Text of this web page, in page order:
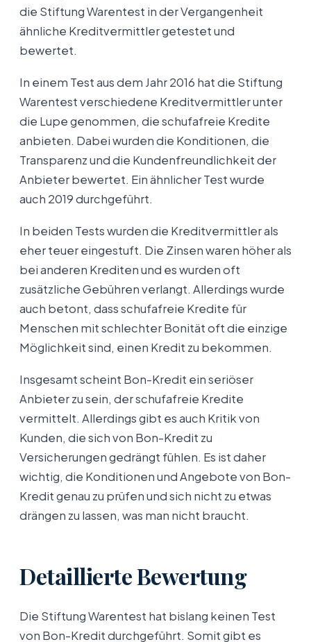
die Stiftung Warentest in der Vergangenheit
ähnliche Kreditvermittler getestet und
bewertet.
In einem Test aus dem Jahr 2016 hat die Stiftung
Warentest verschiedene Kreditvermittler unter
die Lupe genommen, die schufafreie Kredite
anbieten. Dabei wurden die Konditionen, die
Transparenz und die Kundenfreundlichkeit der
Anbieter bewertet. Ein ähnlicher Test wurde
auch 2019 durchgeführt.
In beiden Tests wurden die Kreditvermittler als
eher teuer eingestuft. Die Zinsen waren höher als
bei anderen Krediten und es wurden oft
zusätzliche Gebühren verlangt. Allerdings wurde
auch betont, dass schufafreie Kredite für
Menschen mit schlechter Bonität oft die einzige
Möglichkeit sind, einen Kredit zu bekommen.
Insgesamt scheint Bon-Kredit ein seriöser
Anbieter zu sein, der schufafreie Kredite
vermittelt. Allerdings gibt es auch Kritik von
Kunden, die sich von Bon-Kredit zu
Versicherungen gedrängt fühlen. Es ist daher
wichtig, die Konditionen und Angebote von Bon-
Kredit genau zu prüfen und sich nicht zu etwas
drängen zu lassen, was man nicht braucht.
Detaillierte Bewertung
Die Stiftung Warentest hat bislang keinen Test
von Bon-Kredit durchgeführt. Somit gibt es